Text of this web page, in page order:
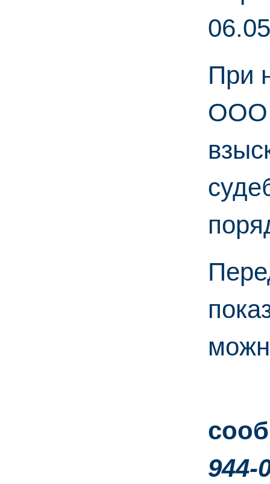
При
ООО
944-